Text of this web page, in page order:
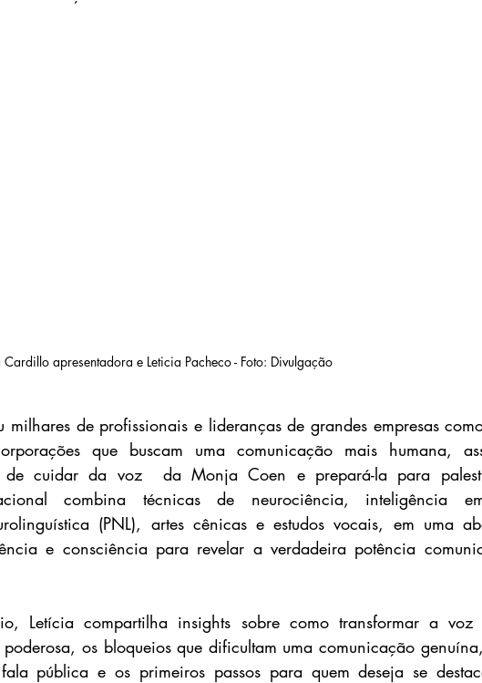
milhares de profissionais e lideranças de grandes empresas
que buscam uma comunicação mais humana,
de cuidar da voz  da Monja Coen e prepará-la para
combina técnicas de neurociência, inteligência
(PNL), artes cênicas e estudos vocais, em uma
e consciência para revelar a verdadeira potência
Letícia compartilha insights sobre como transformar a voz
poderosa, os bloqueios que dificultam uma comunicação
pública e os primeiros passos para quem deseja se